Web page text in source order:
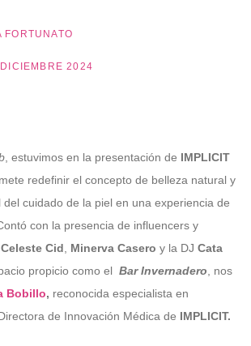
FORTUNATO
2024
, estuvimos en la presentación de IMPLICIT
redefinir el concepto de belleza natural y
cuidado de la piel en una experiencia de
con la presencia de influencers y
Celeste Cid Minerva Casero y la DJ Cata
propicio como el Bar Invernadero , nos
Bobillo, reconocida especialista en
de Innovación Médica de IMPLICIT.